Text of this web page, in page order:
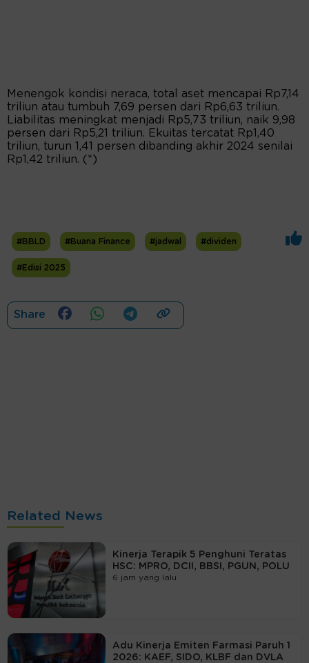
Menengok kondisi neraca, total aset mencapai Rp7,14
triliun atau tumbuh 7,69 persen dari Rp6,63 triliun.
Liabilitas meningkat menjadi Rp5,73 triliun, naik 9,98
persen dari Rp5,21 triliun. Ekuitas tercatat Rp1,40
triliun, turun 1,41 persen dibanding akhir 2024 senilai
Rp1,42 triliun. (*)
#BBLD #Buana Finance #jadwal #dividen
#Edisi 2025
Share
Related News
Kinerja Terapik 5 Penghuni Teratas
HSC: MPRO, DCII, BBSI, PGUN, POLU
6 jam yang lalu
Adu Kinerja Emiten Farmasi Paruh 1
2026: KAEF, SIDO, KLBF dan DVLA